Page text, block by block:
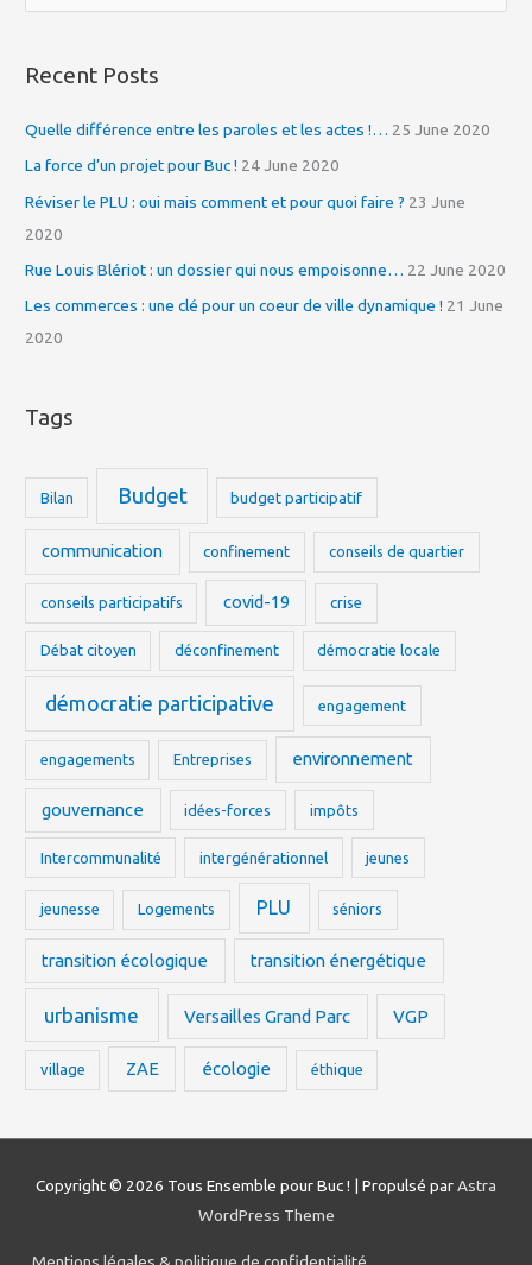
r
c
:
Recent Posts
Quelle différence entre les paroles et les actes !… 25 June 2020
La force d’un projet pour Buc ! 24 June 2020
Réviser le PLU : oui mais comment et pour quoi faire ? 23 June
2020
Rue Louis Blériot : un dossier qui nous empoisonne… 22 June 2020
Les commerces : une clé pour un coeur de ville dynamique ! 21 June
2020
Tags
Bilan Budget budget participatif
communication confinement conseils de quartier
conseils participatifs covid-19 crise
Débat citoyen déconfinement démocratie locale
démocratie participative engagement
engagements Entreprises environnement
gouvernance idées-forces impôts
Intercommunalité intergénérationnel jeunes
jeunesse Logements PLU séniors
transition écologique transition énergétique
urbanisme Versailles Grand Parc VGP
village ZAE écologie éthique
Copyright © 2026 Tous Ensemble pour Buc ! | Propulsé parAstra
WordPress Theme
Mentions légales & politique de confidentialité